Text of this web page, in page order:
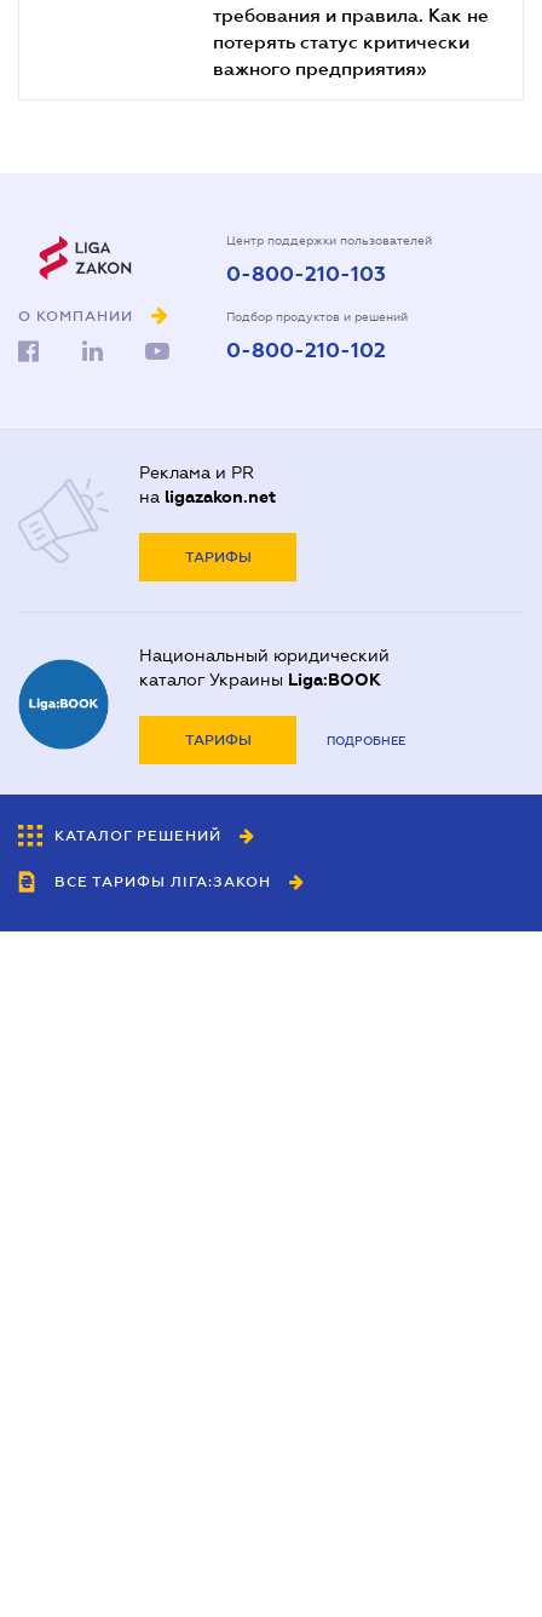
требования и правила. Как не
потерять статус критически
важного предприятия»
О КОМПАНИИ
Центр поддержки пользователей
0-800-210-103
Подбор продуктов и решений
0-800-210-102
Реклама и PR
на ligazakon.net
ТАРИФЫ
Национальный юридический
каталог Украины Liga:BOOK
ТАРИФЫ ПОДРОБНЕЕ
КАТАЛОГ РЕШЕНИЙ
ВСЕ ТАРИФЫ ЛІГА:ЗАКОН